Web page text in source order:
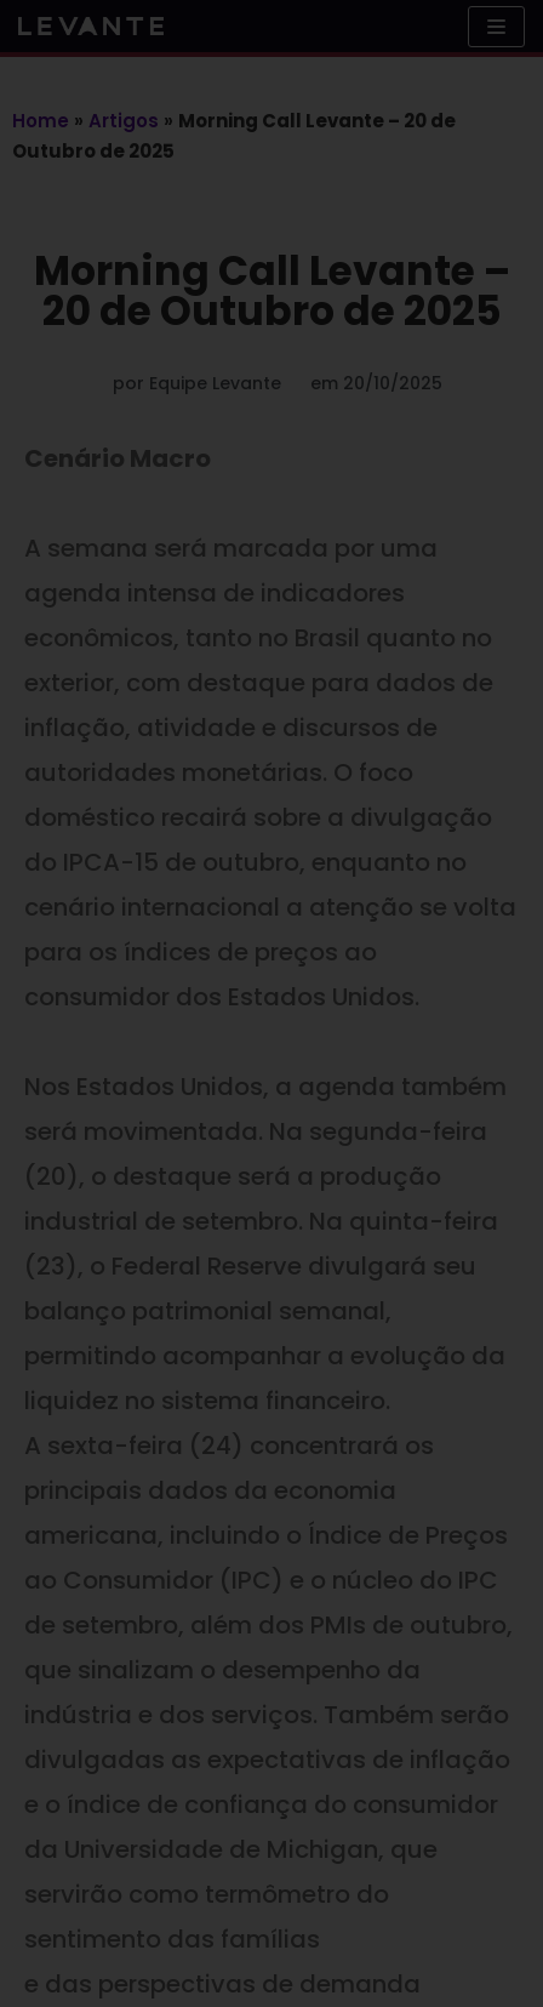
Skip
to
Home » Artigos » Morning Call Levante – 20 de
Outubro de 2025
Morning Call Levante –
20 de Outubro de 2025
por Equipe Levante em 20/10/2025
Cenário Macro
A semana será marcada por uma
agenda intensa de indicadores
econômicos, tanto no Brasil quanto no
exterior, com destaque para dados de
inflação, atividade e discursos de
autoridades monetárias. O foco
doméstico recairá sobre a divulgação
do IPCA-15 de outubro, enquanto no
cenário internacional a atenção se volta
para os índices de preços ao
consumidor dos Estados Unidos.
Nos Estados Unidos, a agenda também
será movimentada. Na segunda-feira
(20), o destaque será a produção
industrial de setembro. Na quinta-feira
(23), o Federal Reserve divulgará seu
balanço patrimonial semanal,
permitindo acompanhar a evolução da
liquidez no sistema financeiro.
A sexta-feira (24) concentrará os
principais dados da economia
americana, incluindo o Índice de Preços
ao Consumidor (IPC) e o núcleo do IPC
de setembro, além dos PMIs de outubro,
que sinalizam o desempenho da
indústria e dos serviços. Também serão
divulgadas as expectativas de inflação
e o índice de confiança do consumidor
da Universidade de Michigan, que
servirão como termômetro do
sentimento das famílias
e das perspectivas de demanda